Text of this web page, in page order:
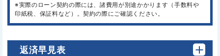
※実際のローン契約の際には、諸費用が別途かかります（手数料や
印紙税、保証料など）。契約の際にご確認ください。
返済早見表